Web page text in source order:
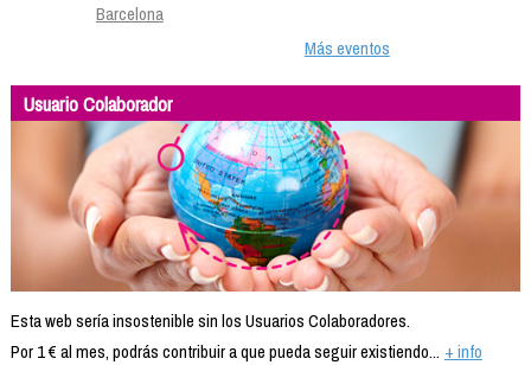
Barcelona
Más eventos
Usuario Colaborador
Esta web sería insostenible sin los Usuarios Colaboradores.
Por 1 € al mes, podrás contribuir a que pueda seguir existiendo... + info